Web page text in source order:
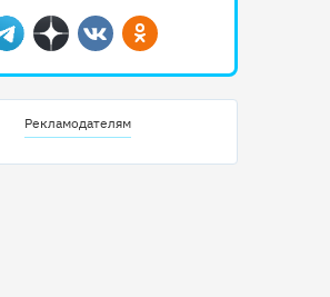
Telegram
ДзенВконтактеОдноклассники
Рекламодателям